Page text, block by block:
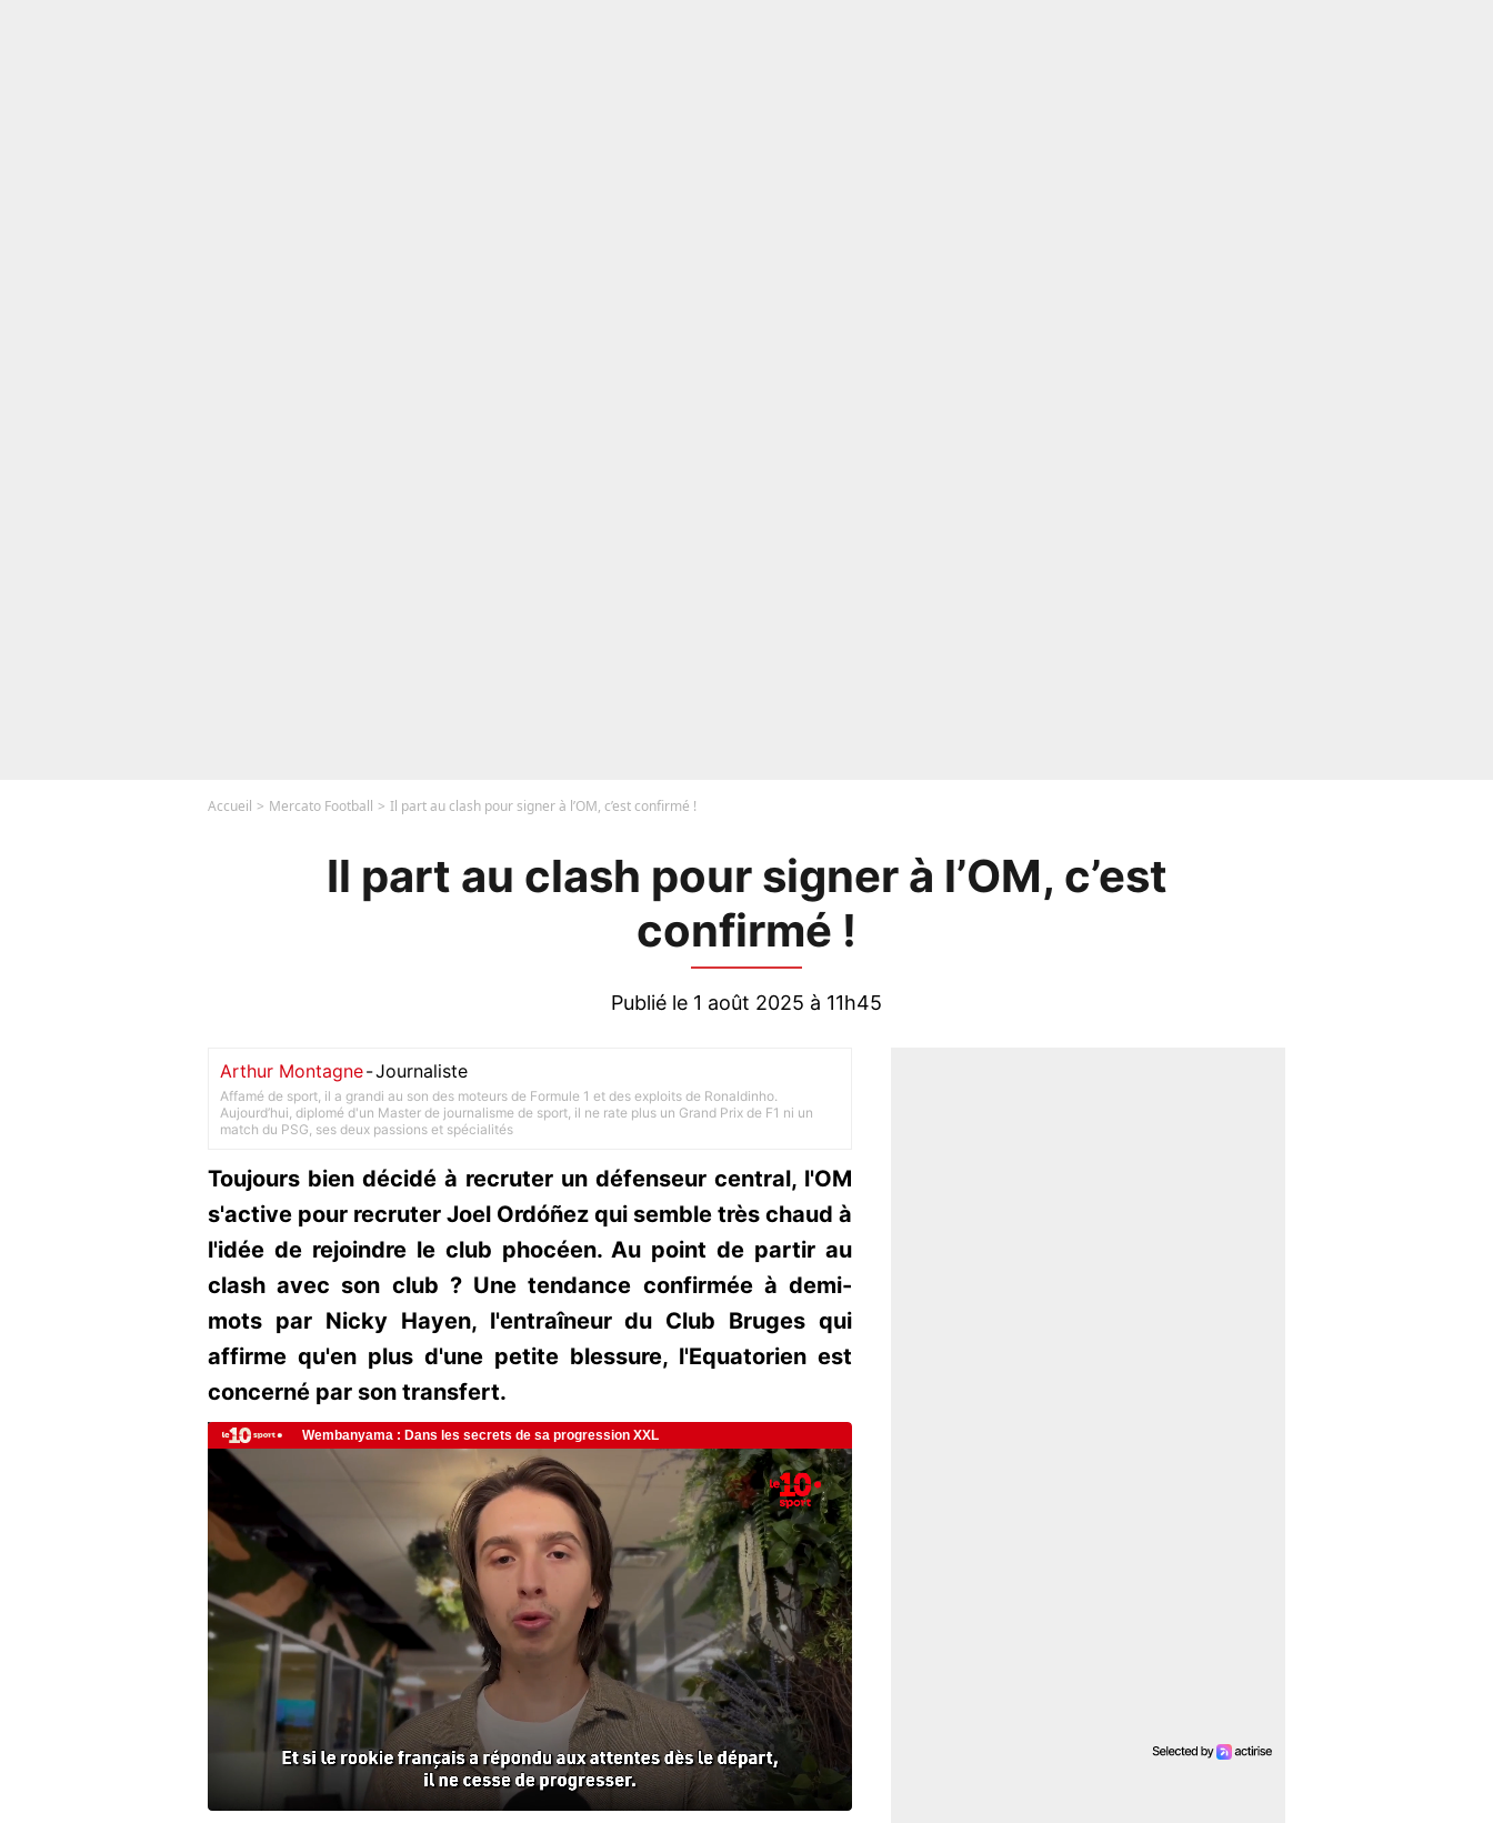
Accueil Mercato Football Il part au clash pour signer à l’OM, c’est confirmé !
Il part au clash pour signer à l’OM, c’est
confirmé !
Publié le 1 août 2025 à 11h45
Arthur Montagne-Journaliste
Affamé de sport, il a grandi au son des moteurs de Formule 1 et des exploits de Ronaldinho.
Aujourd’hui, diplomé d'un Master de journalisme de sport, il ne rate plus un Grand Prix de F1 ni un
match du PSG, ses deux passions et spécialités
Toujours bien décidé à recruter un défenseur central, l'OM
s'active pour recruter Joel Ordóñez qui semble très chaud à
l'idée de rejoindre le club phocéen. Au point de partir au
clash avec son club ? Une tendance confirmée à demi-
mots par Nicky Hayen, l'entraîneur du Club Bruges qui
affirme qu'en plus d'une petite blessure, l'Equatorien est
concerné par son transfert.